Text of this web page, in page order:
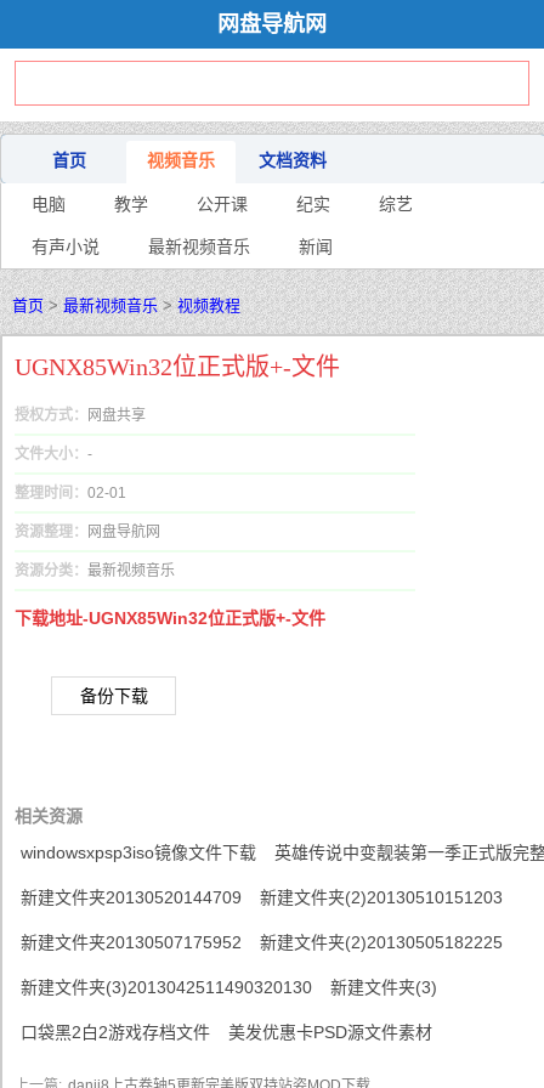
网盘导航网
首页 视频音乐 文档资料
电脑 教学 公开课 纪实 综艺
有声小说 最新视频音乐 新闻
首页>最新视频音乐>视频教程
UGNX85Win32位正式版+-文件
授权方式： 网盘共享
文件大小： -
整理时间： 02-01
资源整理： 网盘导航网
资源分类： 最新视频音乐
下载地址-UGNX85Win32位正式版+-文件
备份下载
相关资源
windowsxpsp3iso镜像文件下载
英雄传说中变靓装第一季正式版完
新建文件夹20130520144709 新建文件夹(2)20130510151203
新建文件夹20130507175952 新建文件夹(2)20130505182225
新建文件夹(3)2013042511490320130 新建文件夹(3)
口袋黑2白2游戏存档文件 美发优惠卡PSD源文件素材